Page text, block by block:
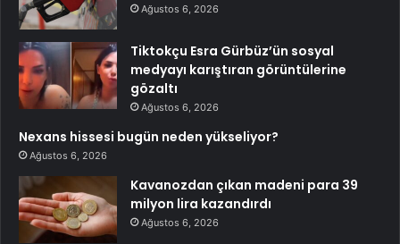
Ağustos 6, 2026
Tiktokçu Esra Gürbüz’ün sosyal
medyayı karıştıran görüntülerine
gözaltı
Ağustos 6, 2026
Nexans hissesi bugün neden yükseliyor?
Ağustos 6, 2026
Kavanozdan çıkan madeni para 39
milyon lira kazandırdı
Ağustos 6, 2026